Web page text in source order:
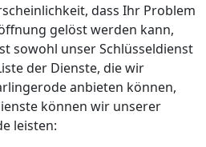
dass Ihr Problem
gelöst werden kann,
sowohl unser Schlüsseldienst
der Dienste, die wir
anbieten können,
können wir unserer
leisten: